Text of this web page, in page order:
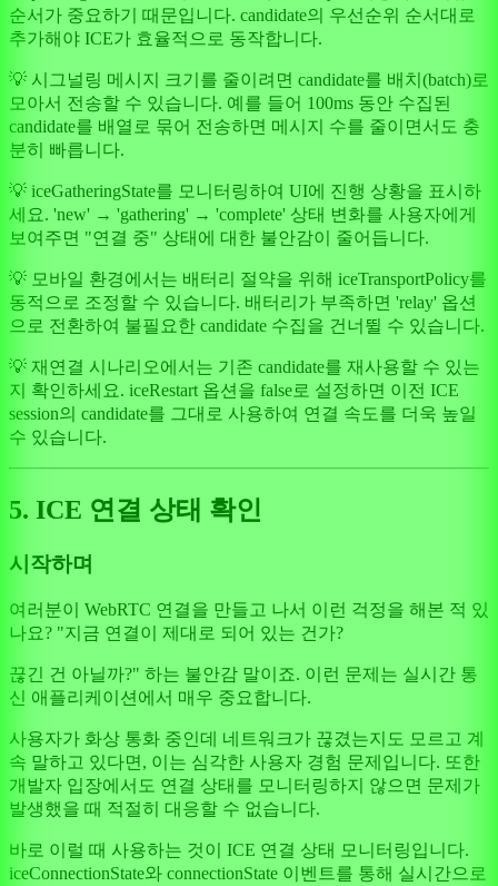
순서가 중요하기 때문입니다. candidate의 우선순위 순서대로
추가해야 ICE가 효율적으로 동작합니다.
💡 시그널링 메시지 크기를 줄이려면 candidate를 배치(batch)로
모아서 전송할 수 있습니다. 예를 들어 100ms 동안 수집된
candidate를 배열로 묶어 전송하면 메시지 수를 줄이면서도 충
분히 빠릅니다.
💡 iceGatheringState를 모니터링하여 UI에 진행 상황을 표시하
세요. 'new' → 'gathering' → 'complete' 상태 변화를 사용자에게
보여주면 "연결 중" 상태에 대한 불안감이 줄어듭니다.
💡 모바일 환경에서는 배터리 절약을 위해 iceTransportPolicy를
동적으로 조정할 수 있습니다. 배터리가 부족하면 'relay' 옵션
으로 전환하여 불필요한 candidate 수집을 건너뛸 수 있습니다.
💡 재연결 시나리오에서는 기존 candidate를 재사용할 수 있는
지 확인하세요. iceRestart 옵션을 false로 설정하면 이전 ICE
session의 candidate를 그대로 사용하여 연결 속도를 더욱 높일
수 있습니다.
5. ICE 연결 상태 확인
시작하며
여러분이 WebRTC 연결을 만들고 나서 이런 걱정을 해본 적 있
나요? "지금 연결이 제대로 되어 있는 건가?
끊긴 건 아닐까?" 하는 불안감 말이죠. 이런 문제는 실시간 통
신 애플리케이션에서 매우 중요합니다.
사용자가 화상 통화 중인데 네트워크가 끊겼는지도 모르고 계
속 말하고 있다면, 이는 심각한 사용자 경험 문제입니다. 또한
개발자 입장에서도 연결 상태를 모니터링하지 않으면 문제가
발생했을 때 적절히 대응할 수 없습니다.
바로 이럴 때 사용하는 것이 ICE 연결 상태 모니터링입니다.
iceConnectionState와 connectionState 이벤트를 통해 실시간으로